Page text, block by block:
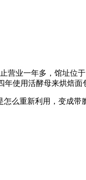
营业一年多，馆址位
使用活酵母来烘焙面
么重新利用，变成带